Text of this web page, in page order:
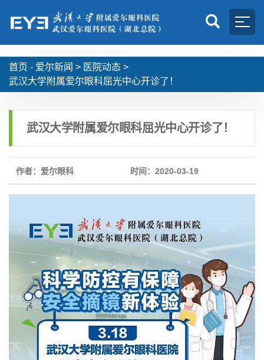
首页 - 爱尔新闻 > 医院动态 >
武汉大学附属爱尔眼科屈光中心开诊了！
武汉大学附属爱尔眼科屈光中心开诊了！
作者：爱尔眼科 时间：2020-03-19